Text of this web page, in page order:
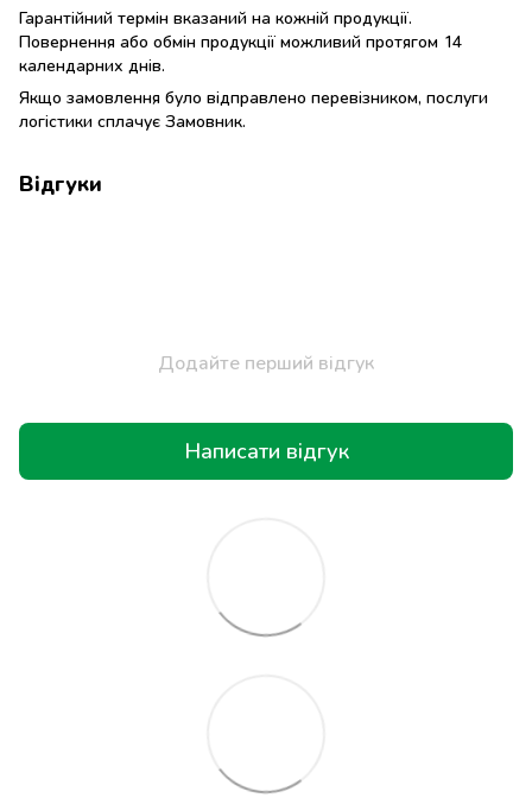
Гарантійний термін вказаний на кожній продукції.
Повернення або обмін продукції можливий протягом 14
календарних днів.
Якщо замовлення було відправлено перевізником, послуги
логістики сплачує Замовник.
Відгуки
Додайте перший відгук
Написати відгук